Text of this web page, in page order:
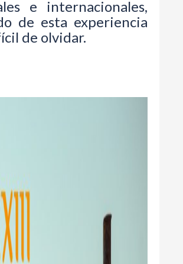
e internacionales,
de esta experiencia
de olvidar.